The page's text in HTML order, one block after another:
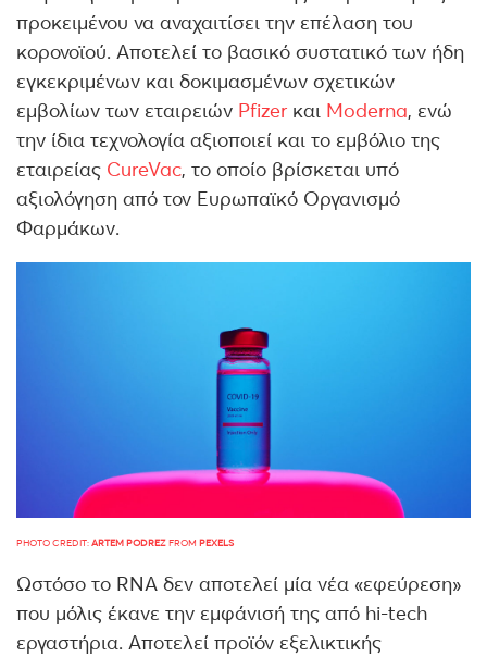
προκειμένου να αναχαιτίσει την επέλαση του
κορονοϊού. Αποτελεί το βασικό συστατικό των ήδη
εγκεκριμένων και δοκιμασμένων σχετικών
εμβολίων των εταιρειών Pfizer και Moderna, ενώ
την ίδια τεχνολογία αξιοποιεί και το εμβόλιο της
εταιρείας CureVac, το οποίο βρίσκεται υπό
αξιολόγηση από τον Ευρωπαϊκό Οργανισμό
Φαρμάκων.
PHOTO CREDIT:ARTEM PODREZFROM PEXELS
Ωστόσο το RNA δεν αποτελεί μία νέα «εφεύρεση»
που μόλις έκανε την εμφάνισή της από hi-tech
εργαστήρια. Αποτελεί προϊόν εξελικτικής